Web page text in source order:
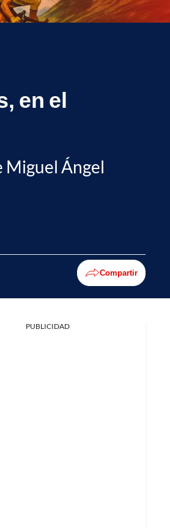
en el
Miguel Ángel
Compartir
PUBLICIDAD